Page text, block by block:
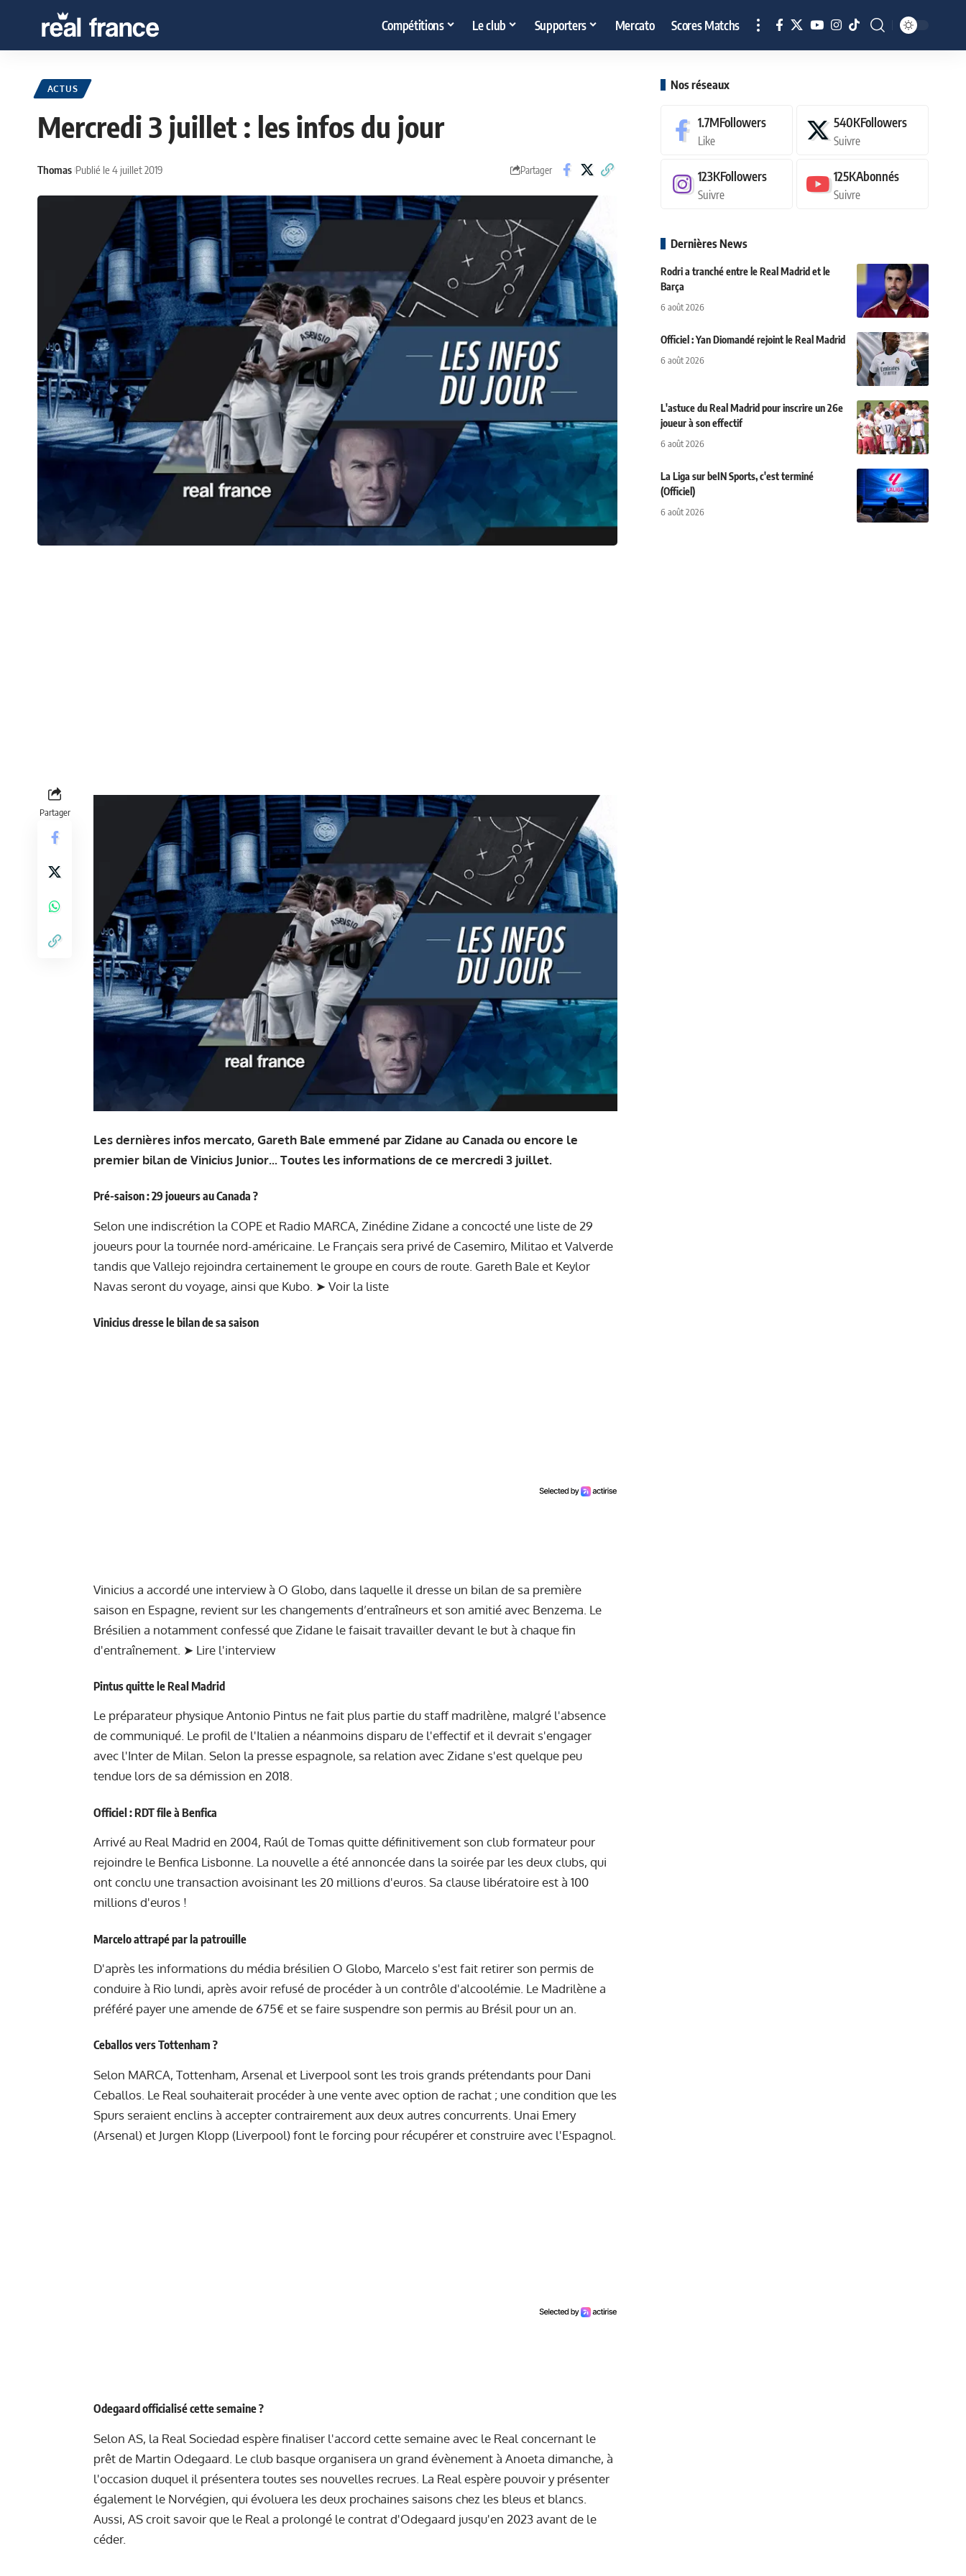
Compétitions Le club Supporters Mercato Scores Matchs
ACTUS
Mercredi 3 juillet : les infos du jour
Thomas Publié le 4 juillet 2019 Partager
Partager
Les dernières infos mercato, Gareth Bale emmené par Zidane au Canada ou encore le
premier bilan de Vinicius Junior... Toutes les informations de ce mercredi 3 juillet.
Pré-saison : 29 joueurs au Canada ?
Selon une indiscrétion la COPE et Radio MARCA, Zinédine Zidane a concocté une liste de 29
joueurs pour la tournée nord-américaine. Le Français sera privé de Casemiro, Militao et Valverde
tandis que Vallejo rejoindra certainement le groupe en cours de route. Gareth Bale et Keylor
Navas seront du voyage, ainsi que Kubo. ➤ Voir la liste
Vinicius dresse le bilan de sa saison
Vinicius a accordé une interview à O Globo, dans laquelle il dresse un bilan de sa première
saison en Espagne, revient sur les changements d’entraîneurs et son amitié avec Benzema. Le
Brésilien a notamment confessé que Zidane le faisait travailler devant le but à chaque fin
d'entraînement. ➤ Lire l'interview
Pintus quitte le Real Madrid
Le préparateur physique Antonio Pintus ne fait plus partie du staff madrilène, malgré l'absence
de communiqué. Le profil de l'Italien a néanmoins disparu de l'effectif et il devrait s'engager
avec l'Inter de Milan. Selon la presse espagnole, sa relation avec Zidane s'est quelque peu
tendue lors de sa démission en 2018.
Officiel : RDT file à Benfica
Arrivé au Real Madrid en 2004, Raúl de Tomas quitte définitivement son club formateur pour
rejoindre le Benfica Lisbonne. La nouvelle a été annoncée dans la soirée par les deux clubs, qui
ont conclu une transaction avoisinant les 20 millions d'euros. Sa clause libératoire est à 100
millions d'euros !
Marcelo attrapé par la patrouille
D'après les informations du média brésilien O Globo, Marcelo s'est fait retirer son permis de
conduire à Rio lundi, après avoir refusé de procéder à un contrôle d'alcoolémie. Le Madrilène a
préféré payer une amende de 675€ et se faire suspendre son permis au Brésil pour un an.
Ceballos vers Tottenham ?
Selon MARCA, Tottenham, Arsenal et Liverpool sont les trois grands prétendants pour Dani
Ceballos. Le Real souhaiterait procéder à une vente avec option de rachat ; une condition que les
Spurs seraient enclins à accepter contrairement aux deux autres concurrents. Unai Emery
(Arsenal) et Jurgen Klopp (Liverpool) font le forcing pour récupérer et construire avec l'Espagnol.
Odegaard officialisé cette semaine ?
Selon AS, la Real Sociedad espère finaliser l'accord cette semaine avec le Real concernant le
prêt de Martin Odegaard. Le club basque organisera un grand évènement à Anoeta dimanche, à
l'occasion duquel il présentera toutes ses nouvelles recrues. La Real espère pouvoir y présenter
également le Norvégien, qui évoluera les deux prochaines saisons chez les bleus et blancs.
Aussi, AS croit savoir que le Real a prolongé le contrat d'Odegaard jusqu'en 2023 avant de le
céder.
Nos réseaux
1.7MFollowers
Like
540KFollowers
Suivre
123KFollowers
Suivre
125KAbonnés
Suivre
Dernières News
Rodri a tranché entre le Real Madrid et le
Barça
6 août 2026
Officiel : Yan Diomandé rejoint le Real Madrid
6 août 2026
L'astuce du Real Madrid pour inscrire un 26e
joueur à son effectif
6 août 2026
La Liga sur beIN Sports, c'est terminé
(Officiel)
6 août 2026